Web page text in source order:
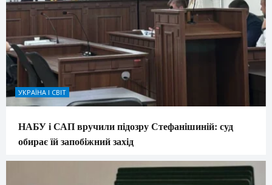
УКРАЇНА І СВІТ
НАБУ і САП вручили підозру Стефанішиній: суд
обирає їй запобіжний захід